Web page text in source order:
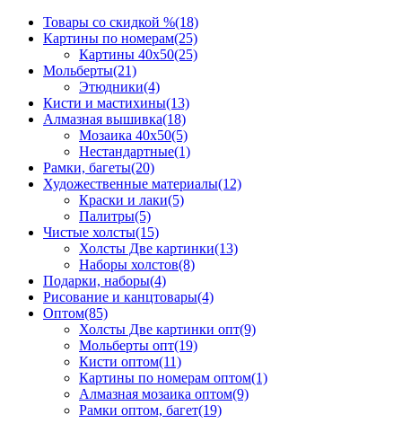
Товары со скидкой %(18)
Картины по номерам(25)
Картины 40x50(25)
Мольберты(21)
Этюдники(4)
Кисти и мастихины(13)
Алмазная вышивка(18)
Мозаика 40x50(5)
Нестандартные(1)
Рамки, багеты(20)
Художественные материалы(12)
Краски и лаки(5)
Палитры(5)
Чистые холсты(15)
Холсты Две картинки(13)
Наборы холстов(8)
Подарки, наборы(4)
Рисование и канцтовары(4)
Оптом(85)
Холсты Две картинки опт(9)
Мольберты опт(19)
Кисти оптом(11)
Картины по номерам оптом(1)
Алмазная мозаика оптом(9)
Рамки оптом, багет(19)